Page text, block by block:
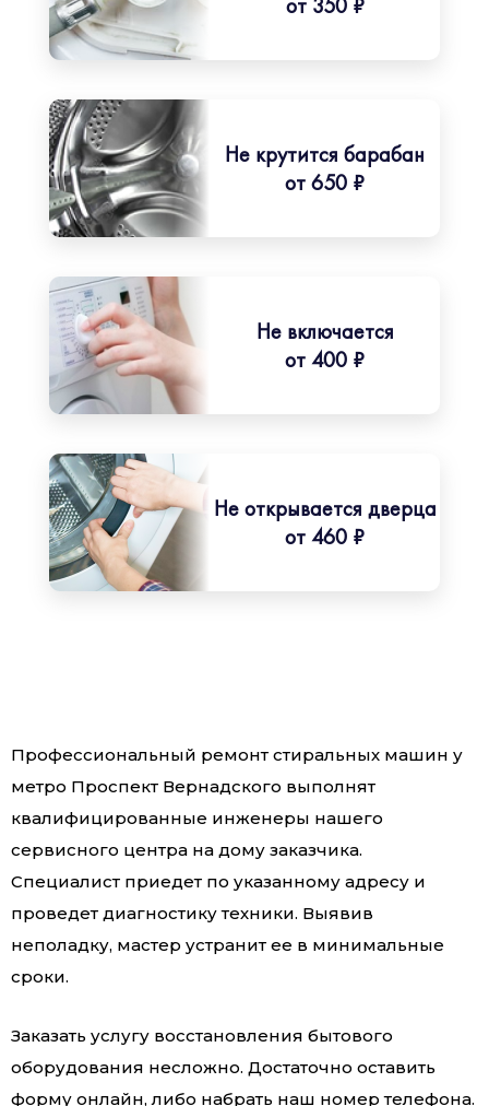
от 350 ₽
Не крутится барабан
от 650 ₽
Не включается
от 400 ₽
Не открывается дверца
от 460 ₽
Профессиональный ремонт стиральных машин у
метро Проспект Вернадского выполнят
квалифицированные инженеры нашего
сервисного центра на дому заказчика.
Специалист приедет по указанному адресу и
проведет диагностику техники. Выявив
неполадку, мастер устранит ее в минимальные
сроки.
Заказать услугу восстановления бытового
оборудования несложно. Достаточно оставить
форму онлайн, либо набрать наш номер телефона.